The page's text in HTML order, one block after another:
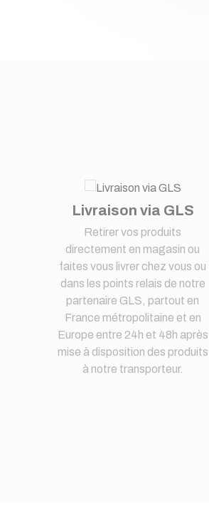
Livraison via GLS
Retirer vos produits
directement en magasin ou
faites vous livrer chez vous ou
dans les points relais de notre
partenaire GLS, partout en
France métropolitaine et en
Europe entre 24h et 48h après
mise à disposition des produits
à notre transporteur.